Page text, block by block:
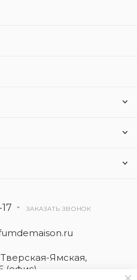
ЗАКАЗАТЬ ЗВОНОК
Ямская,
(офис)